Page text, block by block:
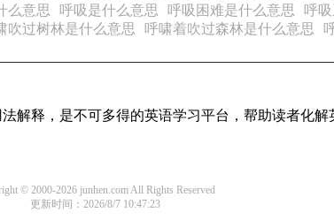
么意思 呼吸是什么意思 呼吸困难是什么意思 呼
吹过树林是什么意思 呼啸着吹过森林是什么意思
解释，是不可多得的英语学习平台，帮助读者化解
© 2000-2026 junhen.com All Rights Reserved
更新时间：2026/8/7 10:47:23